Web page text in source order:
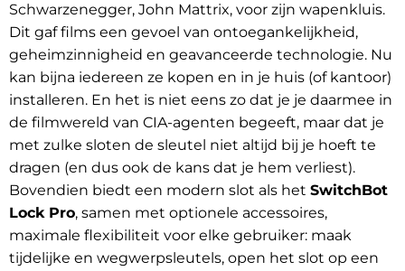
Schwarzenegger, John Mattrix, voor zijn wapenkluis.
Dit gaf films een gevoel van ontoegankelijkheid,
geheimzinnigheid en geavanceerde technologie. Nu
kan bijna iedereen ze kopen en in je huis (of kantoor)
installeren. En het is niet eens zo dat je je daarmee in
de filmwereld van CIA-agenten begeeft, maar dat je
met zulke sloten de sleutel niet altijd bij je hoeft te
dragen (en dus ook de kans dat je hem verliest).
Bovendien biedt een modern slot als het SwitchBot
Lock Pro, samen met optionele accessoires,
maximale flexibiliteit voor elke gebruiker: maak
tijdelijke en wegwerpsleutels, open het slot op een